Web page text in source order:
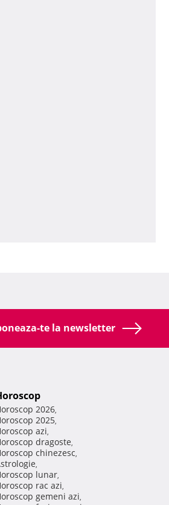
te la newsletter
2026,
2025,
azi,
dragoste,
chinezesc,
,
lunar,
rac azi,
gemeni azi,